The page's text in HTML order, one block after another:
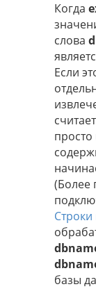
Когда
слова
Если
(Более
базы